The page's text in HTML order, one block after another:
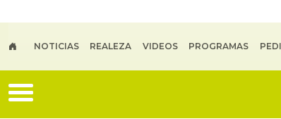
NOTICIAS REALEZA VIDEOS PROGRAMAS